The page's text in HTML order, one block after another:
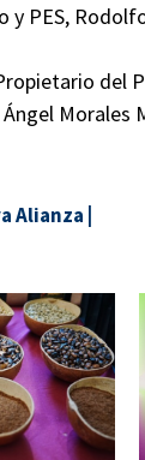
y PES,
del
Morales
Alianza